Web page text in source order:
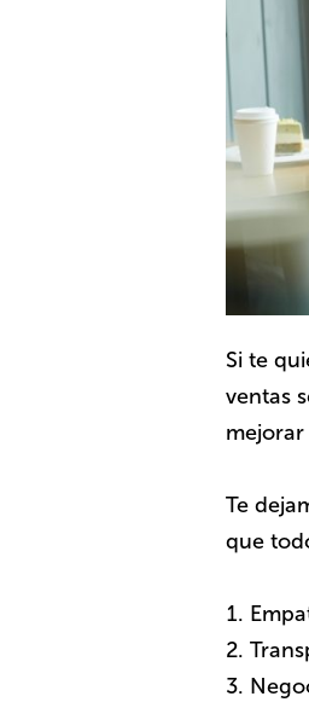
Si te
ventas
mejorar
Te
que